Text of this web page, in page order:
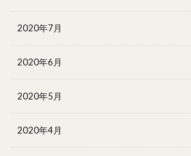
2020年7月
2020年6月
2020年5月
2020年4月